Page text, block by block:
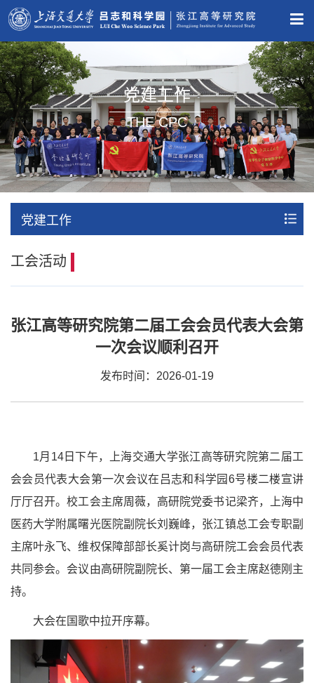
党建工作
THE CPC
党建工作
工会活动
张江高等研究院第二届工会会员代表大会第
一次会议顺利召开
发布时间：2026-01-19
1月14日下午，上海交通大学张江高等研究院第二届工
会会员代表大会第一次会议在吕志和科学园6号楼二楼宣讲
厅厅召开。校工会主席周薇，高研院党委书记梁齐，上海中
医药大学附属曙光医院副院长刘巍峰，张江镇总工会专职副
主席叶永飞、维权保障部部长奚计岗与高研院工会会员代表
共同参会。会议由高研院副院长、第一届工会主席赵德刚主
持。
大会在国歌中拉开序幕。